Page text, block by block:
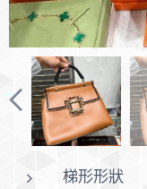
梯形形狀